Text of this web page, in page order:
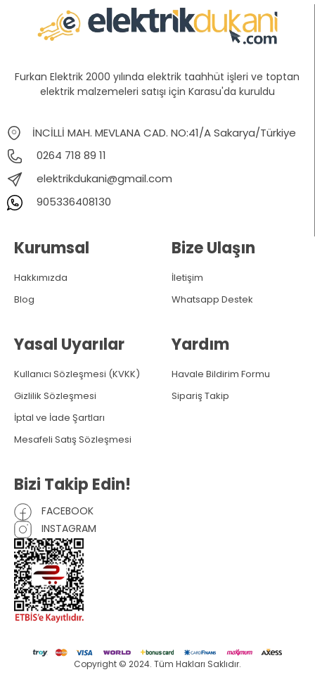
Furkan Elektrik 2000 yılında elektrik taahhüt işleri ve toptan
elektrik malzemeleri satışı için Karasu'da kuruldu
İNCİLLİ MAH. MEVLANA CAD. NO:41/A Sakarya/Türkiye
0264 718 89 11
elektrikdukani@gmail.com
905336408130
Kurumsal
Hakkımızda
Blog
Yasal Uyarılar
Kullanıcı Sözleşmesi (KVKK)
Gizlilik Sözleşmesi
İptal ve İade Şartları
Mesafeli Satış Sözleşmesi
Bize Ulaşın
İletişim
Whatsapp Destek
Yardım
Havale Bildirim Formu
Sipariş Takip
Bizi Takip Edin!
FACEBOOK
INSTAGRAM
Copyright © 2024. Tüm Hakları Saklıdır.